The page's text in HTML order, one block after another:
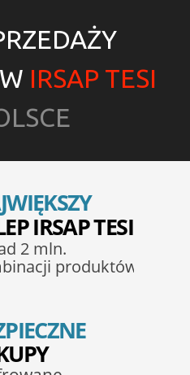
IRSAP TESI